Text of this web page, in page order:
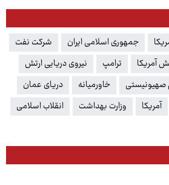
جمهوری اسلامی ایران
شرکت نفت
آمریکا ترامپ
نیروی دریایی ارتش
صهیونیستی خاورمیانه
دریای عمان
آمریکا وزارت بهداشت
انقلاب اسلامی